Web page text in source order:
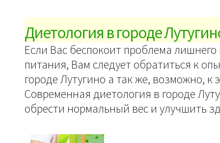
Диетология в городе
Если Вас беспокоит проблема лишнего
питания, Вам следует обратиться к
городе Лутугино а так же, возможно, к
Современная диетология в городе
обрести нормальный вес и улучшить